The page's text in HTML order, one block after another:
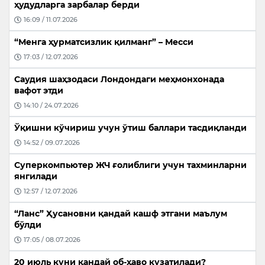
ҳудудларга зарбалар берди
16:09 / 11.07.2026
“Менга ҳурматсизлик қилманг” – Месси
17:03 / 12.07.2026
Саудия шаҳзодаси Лондондаги меҳмонхонада
вафот этди
14:10 / 24.07.2026
Ўқишни кўчириш учун ўтиш баллари тасдиқланди
14:52 / 09.07.2026
Суперкомпьютер ЖЧ ғолиблиги учун тахминларни
янгилади
12:57 / 12.07.2026
“Ланс” Ҳусановни қандай кашф этгани маълум
бўлди
17:05 / 08.07.2026
20 июль куни қандай об-ҳаво кузатилади?